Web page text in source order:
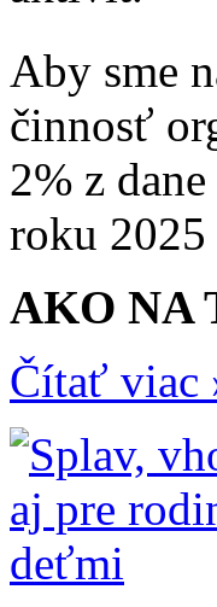
Aby sme
činnosť
2% z
roku
AKO NA
Čítať viac